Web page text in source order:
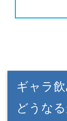
ギャラ
どうな